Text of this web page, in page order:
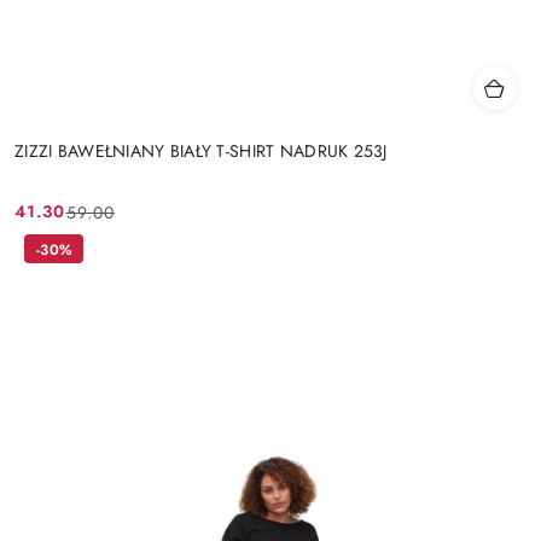
ZIZZI BAWEŁNIANY BIAŁY T-SHIRT NADRUK 253J
Cena
promocyjna:
41.30
Cena
przed
59.00
-30%